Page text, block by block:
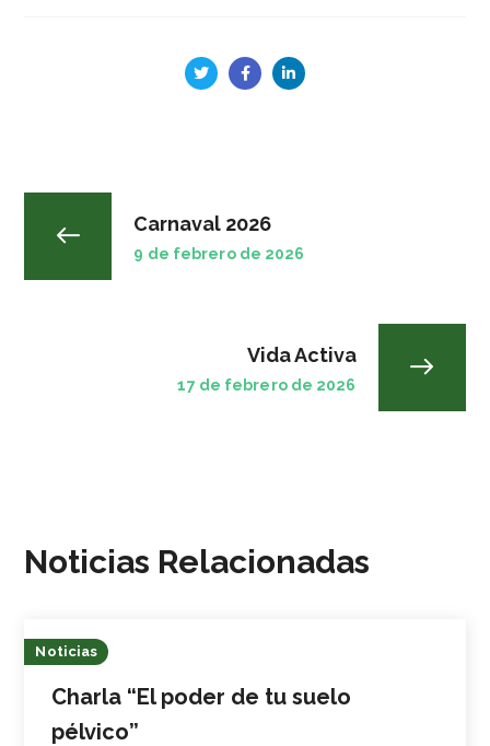
Carnaval 2026
9 de febrero de 2026
Vida Activa
17 de febrero de 2026
Noticias Relacionadas
Noticias
Charla “El poder de tu suelo
pélvico”